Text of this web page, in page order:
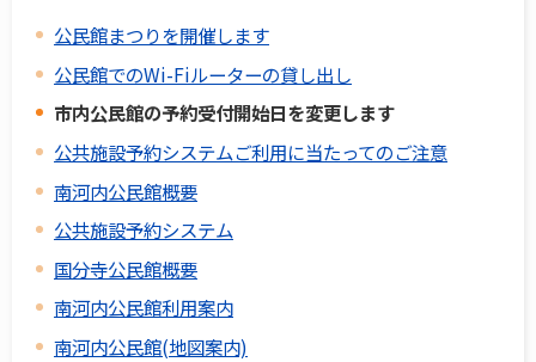
公民館まつりを開催します
公民館でのWi-Fiルーターの貸し出し
市内公民館の予約受付開始日を変更します
公共施設予約システムご利用に当たってのご注意
南河内公民館概要
公共施設予約システム
国分寺公民館概要
南河内公民館利用案内
南河内公民館(地図案内)